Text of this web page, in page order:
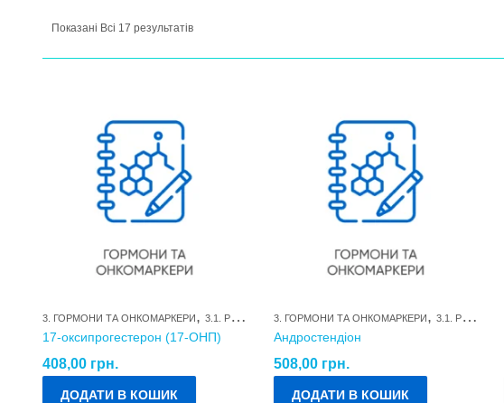
Показані Всі 17 результатів
3. ГОРМОНИ ТА ОНКОМАРКЕРИ, 3.1. РЕПРОДУКТИВНІ ГОРМОНИ ТА ЇХ МЕТАБОЛІТИ
17-оксипрогестерон (17-ОНП)
408,00 грн.
ДОДАТИ В КОШИК
3. ГОРМОНИ ТА ОНКОМАРКЕРИ, 3.1. РЕПРОДУКТИВНІ ГОРМОНИ ТА ЇХ МЕТАБОЛІТИ
Андростендіон
508,00 грн.
ДОДАТИ В КОШИК